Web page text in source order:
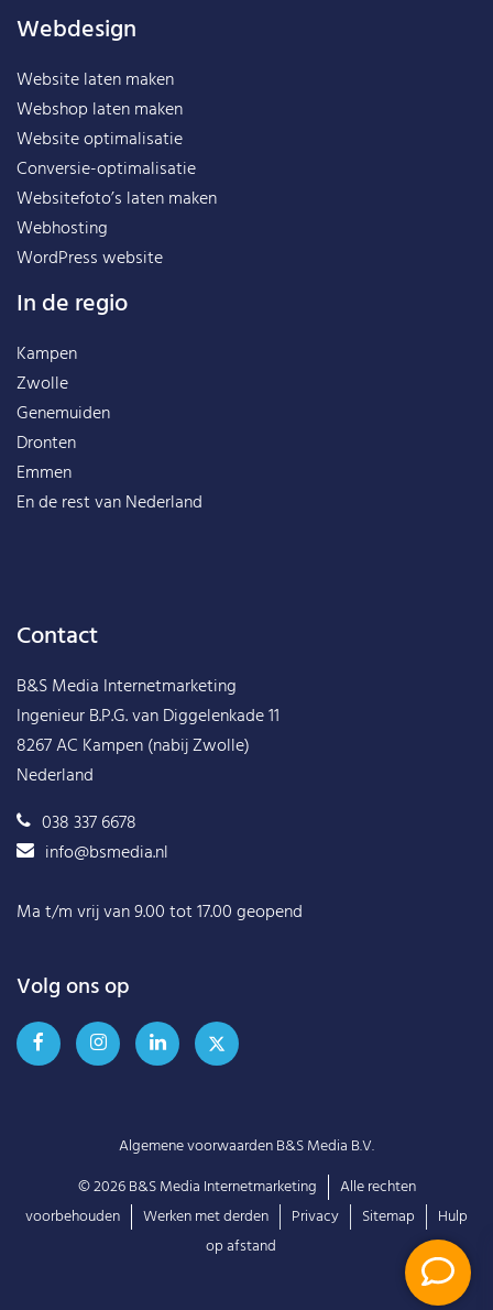
Webdesign
Website laten maken
Webshop laten maken
Website optimalisatie
Conversie-optimalisatie
Websitefoto’s laten maken
Webhosting
WordPress website
In de regio
Kampen
Zwolle
Genemuiden
Dronten
Emmen
En de rest vanNederland
Contact
B&S Media Internetmarketing
Ingenieur B.P.G. van Diggelenkade 11
8267 AC Kampen (nabij Zwolle)
Nederland
038 337 6678
info@bsmedia.nl
Ma t/m vrij van 9.00 tot 17.00 geopend
Volg ons op
Algemene voorwaarden B&S Media B.V.
© 2026B&S Media Internetmarketing
Alle rechten
voorbehouden
Werken met derden Privacy Sitemap
Hulp
op afstand